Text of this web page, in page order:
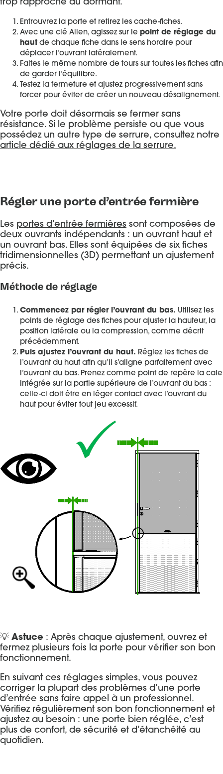
trop rapproché du dormant.
Entrouvrez la porte et retirez les cache-fiches.
Avec une clé Allen, agissez sur le point de réglage du
haut de chaque fiche dans le sens horaire pour
déplacer l’ouvrant latéralement.
Faites le même nombre de tours sur toutes les fiches afin
de garder l’équilibre.
Testez la fermeture et ajustez progressivement sans
forcer pour éviter de créer un nouveau désalignement.
Votre porte doit désormais se fermer sans
résistance. Si le problème persiste ou que vous
possédez un autre type de serrure, consultez notre
article dédié aux réglages de la serrure.
Régler une porte d’entrée fermière
Les portes d’entrée fermières sont composées de
deux ouvrants indépendants : un ouvrant haut et
un ouvrant bas. Elles sont équipées de six fiches
tridimensionnelles (3D) permettant un ajustement
précis.
Méthode de réglage
Commencez par régler l’ouvrant du bas. Utilisez les
points de réglage des fiches pour ajuster la hauteur, la
position latérale ou la compression, comme décrit
précédemment.
Puis ajustez l’ouvrant du haut. Réglez les fiches de
l’ouvrant du haut afin qu’il s’aligne parfaitement avec
l’ouvrant du bas. Prenez comme point de repère la cale
intégrée sur la partie supérieure de l’ouvrant du bas :
celle-ci doit être en léger contact avec l’ouvrant du
haut pour éviter tout jeu excessif.
💡 Astuce : Après chaque ajustement, ouvrez et
fermez plusieurs fois la porte pour vérifier son bon
fonctionnement.
En suivant ces réglages simples, vous pouvez
corriger la plupart des problèmes d’une porte
d’entrée sans faire appel à un professionnel.
Vérifiez régulièrement son bon fonctionnement et
ajustez au besoin : une porte bien réglée, c’est
plus de confort, de sécurité et d’étanchéité au
quotidien.